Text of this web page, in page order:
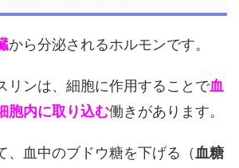
から分泌されるホルモンです。
リンは、細胞に作用することで血
胞内に取り込む働きがあります。
、血中のブドウ糖を下げる（ 血糖